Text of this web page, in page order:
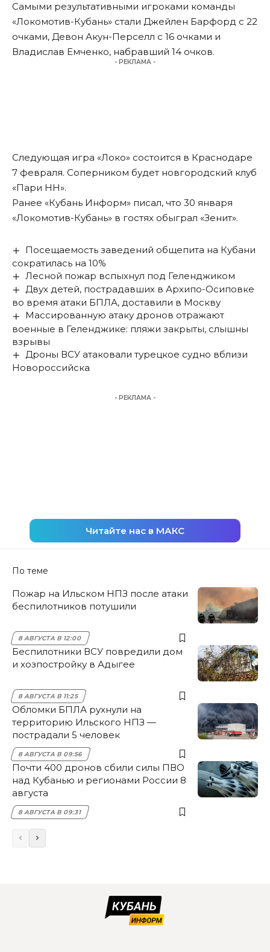
Самыми результативными игроками команды
«Локомотив-Кубань» стали Джейлен Барфорд с 22
очками, Девон Акун-Перселл с 16 очками и
Владислав Емченко, набравший 14 очков.
- РЕКЛАМА -
Следующая игра «Локо» состоится в Краснодаре
7 февраля. Соперником будет новгородский клуб
«Пари НН».
Ранее «Кубань Информ» писал, что 30 января
«Локомотив-Кубань» в гостях обыграл «Зенит».
Посещаемость заведений общепита на Кубани
сократилась на 10%
Лесной пожар вспыхнул под Геленджиком
Двух детей, пострадавших в Архипо-Осиповке
во время атаки БПЛА, доставили в Москву
Массированную атаку дронов отражают
военные в Геленджике: пляжи закрыты, слышны
взрывы
Дроны ВСУ атаковали турецкое судно вблизи
Новороссийска
- РЕКЛАМА -
Читайте нас в МАКС
По теме
Пожар на Ильском НПЗ после атаки
беспилотников потушили
8 АВГУСТА В 12:00
Беспилотники ВСУ повредили дом
и хозпостройку в Адыгее
8 АВГУСТА В 11:25
Обломки БПЛА рухнули на
территорию Ильского НПЗ —
пострадали 5 человек
8 АВГУСТА В 09:56
Почти 400 дронов сбили силы ПВО
над Кубанью и регионами России 8
августа
8 АВГУСТА В 09:31